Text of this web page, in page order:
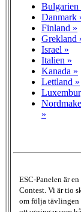
Bulgarien
Danmark
Finland »
Grekland
Israel »
Italien »
Kanada »
Lettland »
»
ESC-Panelen är
Contest. Vi är tio
om följa tävlingen